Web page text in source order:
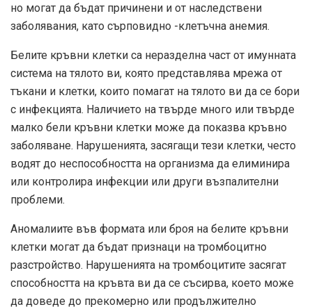
но могат да бъдат причинени и от наследствени
заболявания, като сърповидно -клетъчна анемия.
Белите кръвни клетки са неразделна част от имунната
система на тялото ви, която представлява мрежа от
тъкани и клетки, които помагат на тялото ви да се бори
с инфекцията. Наличието на твърде много или твърде
малко бели кръвни клетки може да показва кръвно
заболяване. Нарушенията, засягащи тези клетки, често
водят до неспособността на организма да елиминира
или контролира инфекции или други възпалителни
проблеми.
Аномалиите във формата или броя на белите кръвни
клетки могат да бъдат признаци на тромбоцитно
разстройство. Нарушенията на тромбоцитите засягат
способността на кръвта ви да се съсирва, което може
да доведе до прекомерно или продължително